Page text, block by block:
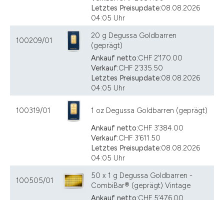
Letztes Preisupdate:08.08.2026
04:05 Uhr
100209/01
20 g Degussa Goldbarren
(geprägt)
Ankauf netto:CHF 2’170.00
Verkauf:CHF 2’335.50
Letztes Preisupdate:08.08.2026
04:05 Uhr
100319/01
1 oz Degussa Goldbarren (geprägt)
Ankauf netto:CHF 3’384.00
Verkauf:CHF 3’611.50
Letztes Preisupdate:08.08.2026
04:05 Uhr
100505/01
50 x 1 g Degussa Goldbarren -
CombiBar® (geprägt) Vintage
Ankauf netto:CHF 5’476.00